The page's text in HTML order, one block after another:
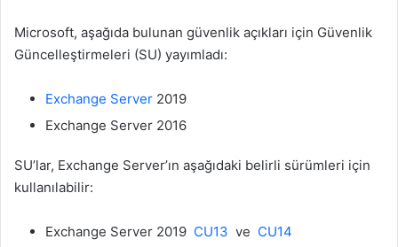
göndermek
Microsoft, aşağıda bulunan güvenlik açıkları için Güvenlik
Güncelleştirmeleri (SU) yayımladı:
Exchange Server 2019
Exchange Server 2016
SU’lar, Exchange Server’ın aşağıdaki belirli sürümleri için
kullanılabilir:
Exchange Server 2019 CU13 ve CU14